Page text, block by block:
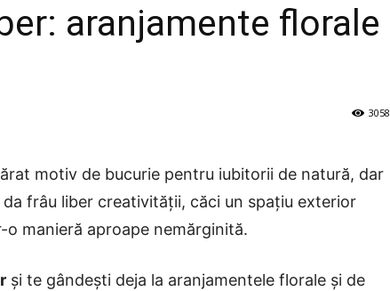
aranjamente florale
3058
motiv de bucurie pentru iubitorii de natură, dar
frâu liber creativității, căci un spațiu exterior
manieră aproape nemărginită.
și te gândești deja la aranjamentele florale și de